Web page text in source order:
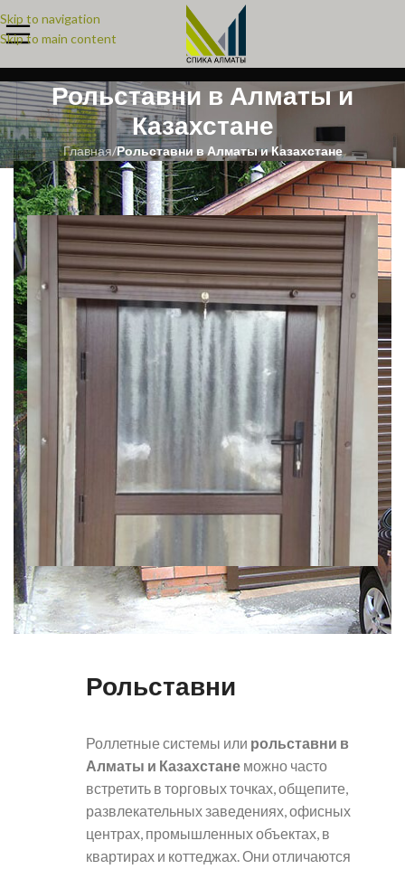
Skip to navigation
Skip to main content
Рольставни в Алматы и
Казахстане
Главная/Рольставни в Алматы и Казахстане
Рольставни
Роллетные системы или рольставни в
Алматы и Казахстане можно часто
встретить в торговых точках, общепите,
развлекательных заведениях, офисных
центрах, промышленных объектах, в
квартирах и коттеджах. Они отличаются